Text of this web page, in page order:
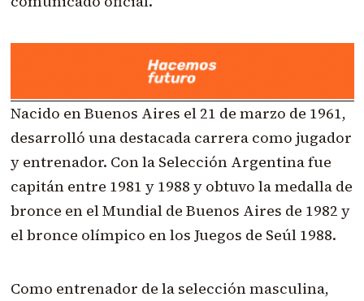
Nacido en Buenos Aires el 21 de marzo de 1961,
desarrolló una destacada carrera como jugador
y entrenador. Con la Selección Argentina fue
capitán entre 1981 y 1988 y obtuvo la medalla de
bronce en el Mundial de Buenos Aires de 1982 y
el bronce olímpico en los Juegos de Seúl 1988.
Como entrenador de la selección masculina,